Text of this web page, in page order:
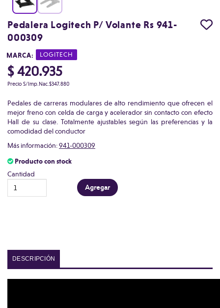
Pedalera Logitech P/ Volante Rs 941-
000309
|
MARCA: LOGITECH
$ 420.935
Precio S/Imp.Nac.$347.880
Pedales de carreras modulares de alto rendimiento que ofrecen el
mejor freno con celda de carga y acelerador sin contacto con efecto
Hall de su clase. Totalmente ajustables según las preferencias y la
comodidad del conductor
Más información:941-000309
Producto con stock
Cantidad
DESCRIPCIÓN